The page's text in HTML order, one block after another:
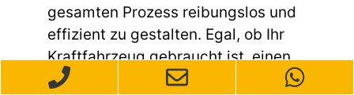
gesamten Prozess reibungslos und
effizient zu gestalten. Egal, ob Ihr
Kraftfahrzeug gebraucht ist, einen
Unfallschaden aufweist oder andere